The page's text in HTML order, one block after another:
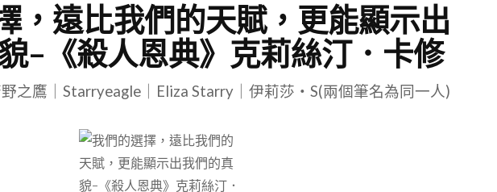
，遠比我們的天賦，更能顯示出
–《殺人恩典》克莉絲汀．卡修
之鷹｜Starryeagle｜Eliza Starry｜伊莉莎・S(兩個筆名為同一人)